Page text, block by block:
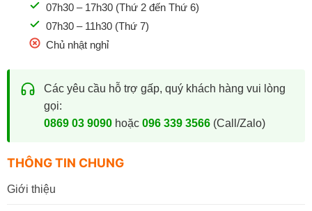
07h30 – 17h30 (Thứ 2 đến Thứ 6)
07h30 – 11h30 (Thứ 7)
Chủ nhật nghỉ
Các yêu cầu hỗ trợ gấp, quý khách hàng vui lòng
gọi:
0869 03 9090hoặc 096 339 3566(Call/Zalo)
THÔNG TIN CHUNG
Giới thiệu